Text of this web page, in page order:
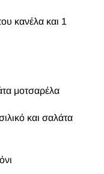
κανέλα και 1
μοτσαρέλα
και σαλάτα